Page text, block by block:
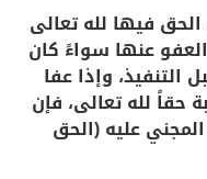
فيها لله تعالى
عنها سواءً كان
وإذا عفا
حقاً لله تعالى، فإن
عليه (الحق